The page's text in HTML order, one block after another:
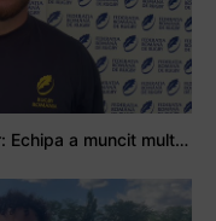
Stejarul Logan Weidner: Echipa a muncit mult, iar asta se va vedea în meciurile de la Nations Cup